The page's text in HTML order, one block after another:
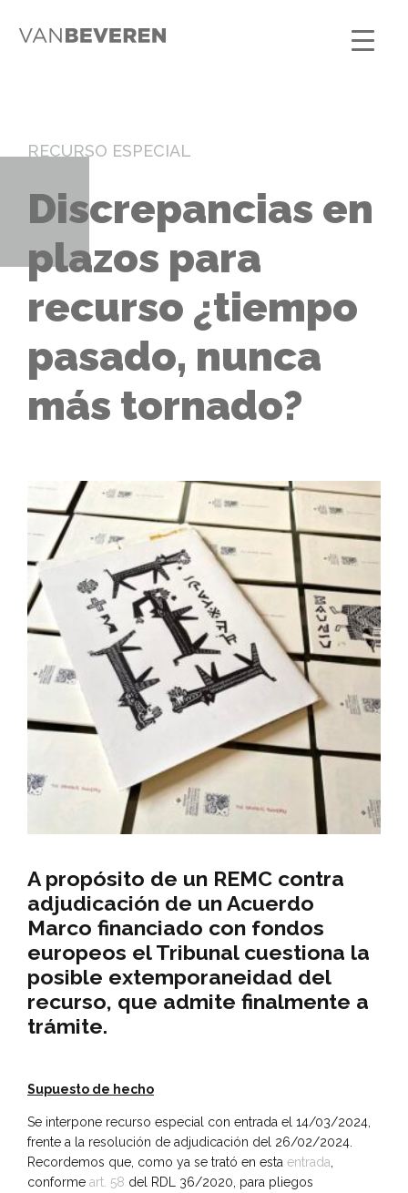
RECURSO ESPECIAL
Discrepancias en
plazos para
recurso ¿tiempo
pasado, nunca
más tornado?
A propósito de un REMC contra
adjudicación de un Acuerdo
Marco financiado con fondos
europeos el Tribunal cuestiona la
posible extemporaneidad del
recurso, que admite finalmente a
trámite.
Supuesto de hecho
Se interpone recurso especial con entrada el 14/03/2024,
frente a la resolución de adjudicación del 26/02/2024.
Recordemos que, como ya se trató en esta entrada
conforme art. 58 del RDL 36/2020, para pliegos